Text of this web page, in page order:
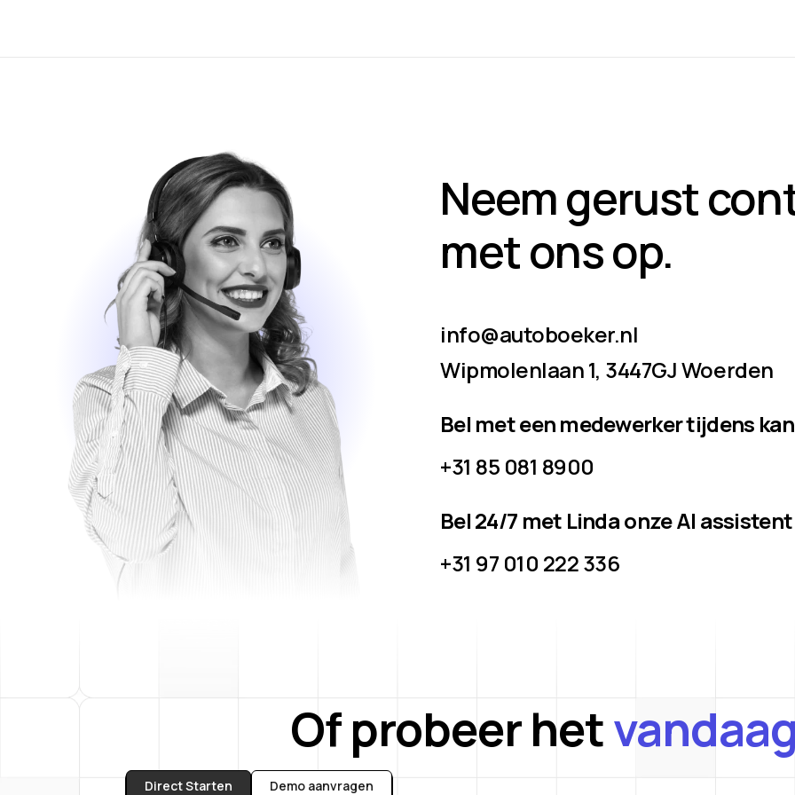
Neem gerust
met ons op.
info@autoboeker.nl
Wipmolenlaan 1, 3447GJ Woerden
Bel met een medewerker tijdens
+31 85 081 8900
Bel 24/7 met Linda onze AI assistent
+31 97 010 222 336
Of probeer het
Direct Starten Demo aanvragen